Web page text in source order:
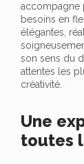
accompagne
besoins en
élégantes,
son sens du
attentes les
créativité.
Une
toutes